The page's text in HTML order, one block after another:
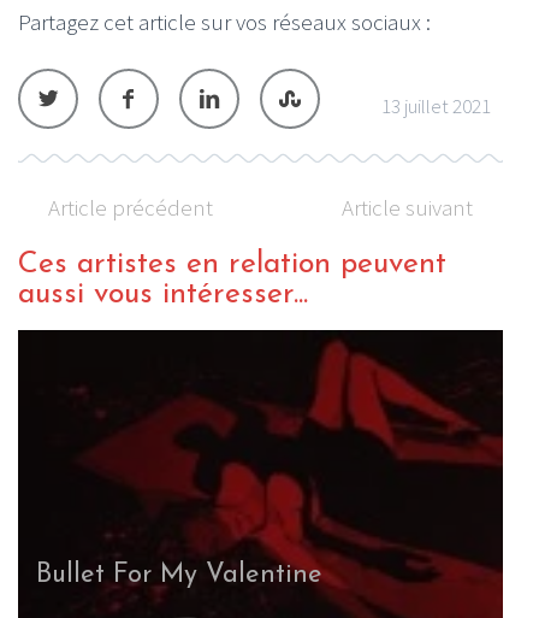
Partagez cet article sur vos réseaux sociaux :
13 juillet 2021
Article précédent Article suivant
Ces artistes en relation peuvent
aussi vous intéresser...
Bullet For My Valentine